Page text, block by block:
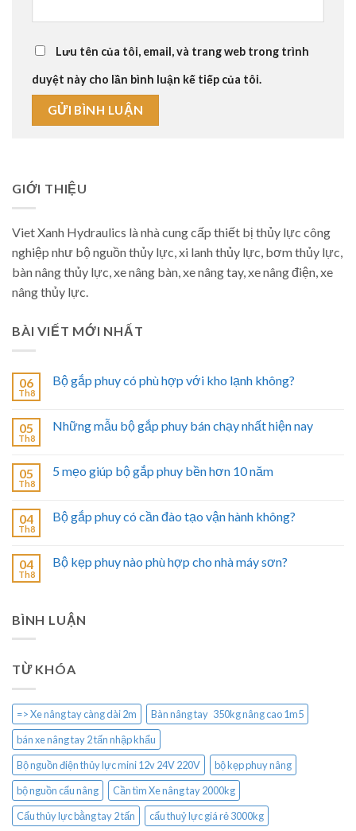
Lưu tên của tôi, email, và trang web trong trình
duyệt này cho lần bình luận kế tiếp của tôi.
GIỚI THIỆU
Viet Xanh Hydraulics là nhà cung cấp thiết bị thủy lực công
nghiệp như bộ nguồn thủy lực, xi lanh thủy lực, bơm thủy lực,
bàn nâng thủy lực, xe nâng bàn, xe nâng tay, xe nâng điện, xe
nâng thủy lực.
BÀI VIẾT MỚI NHẤT
06
Th8
Bộ gắp phuy có phù hợp với kho lạnh không?
05
Th8
Những mẫu bộ gắp phuy bán chạy nhất hiện nay
05
Th8
5 mẹo giúp bộ gắp phuy bền hơn 10 năm
04
Th8
Bộ gắp phuy có cần đào tạo vận hành không?
04
Th8
Bộ kẹp phuy nào phù hợp cho nhà máy sơn?
BÌNH LUẬN
TỪ KHÓA
=> Xe nâng tay càng dài 2m
Bàn nâng tay 350kg nâng cao 1m5
bán xe nâng tay 2 tấn nhập khẩu
Bộ nguồn điện thủy lực mini 12v 24V 220V
bộ kẹp phuy nâng
bộ nguồn cẩu nâng
Cần tìm Xe nâng tay 2000kg
Cẩu thủy lực bằng tay 2 tấn
cẩu thuỷ lực giá rẻ 3000kg